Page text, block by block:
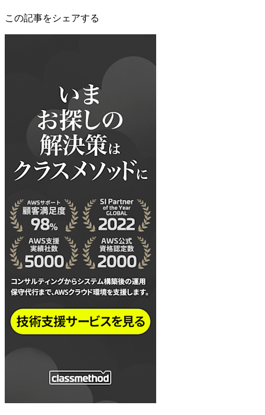
この記事をシェアする